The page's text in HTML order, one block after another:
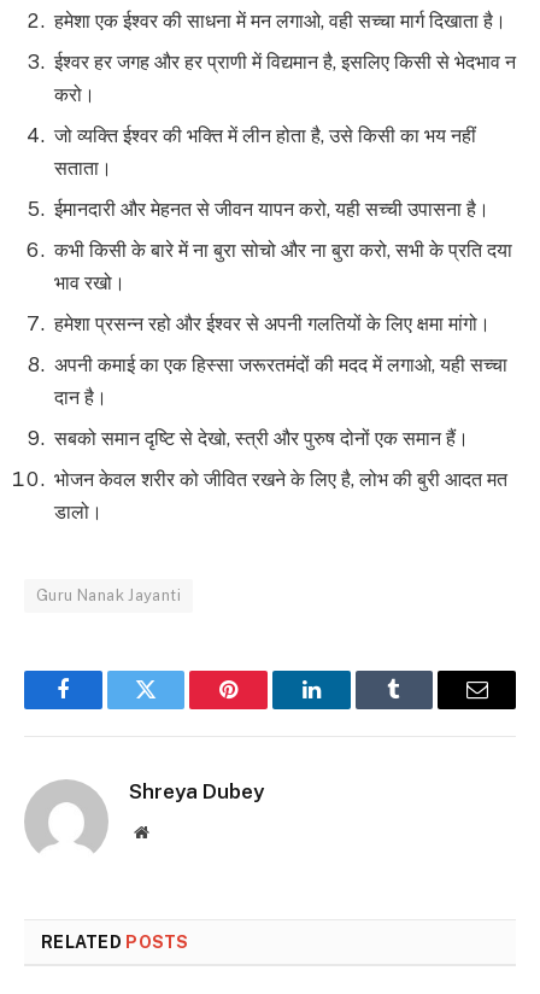
हमेशा एक ईश्वर की साधना में मन लगाओ, वही सच्चा मार्ग दिखाता है।
ईश्वर हर जगह और हर प्राणी में विद्यमान है, इसलिए किसी से भेदभाव न
करो।
जो व्यक्ति ईश्वर की भक्ति में लीन होता है, उसे किसी का भय नहीं
सताता।
ईमानदारी और मेहनत से जीवन यापन करो, यही सच्ची उपासना है।
कभी किसी के बारे में ना बुरा सोचो और ना बुरा करो, सभी के प्रति दया
भाव रखो।
हमेशा प्रसन्न रहो और ईश्वर से अपनी गलतियों के लिए क्षमा मांगो।
अपनी कमाई का एक हिस्सा जरूरतमंदों की मदद में लगाओ, यही सच्चा
दान है।
सबको समान दृष्टि से देखो, स्त्री और पुरुष दोनों एक समान हैं।
भोजन केवल शरीर को जीवित रखने के लिए है, लोभ की बुरी आदत मत
डालो।
Guru Nanak Jayanti
FacebookTwitter Pinterest LinkedInTumblr Email
Shreya Dubey
Website
RELATED POSTS